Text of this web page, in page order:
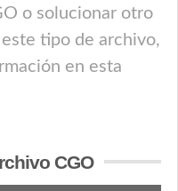
o solucionar otro
tipo de archivo,
en esta
CGO